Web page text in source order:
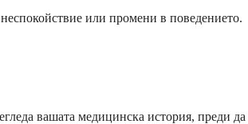
или промени в поведението.
вашата медицинска история, преди да